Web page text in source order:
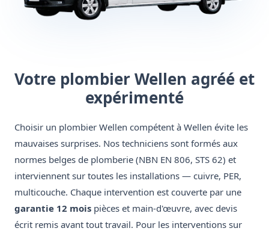
Votre plombier Wellen agréé et
expérimenté
Choisir un plombier Wellen compétent à Wellen évite les
mauvaises surprises. Nos techniciens sont formés aux
normes belges de plomberie (NBN EN 806, STS 62) et
interviennent sur toutes les installations — cuivre, PER,
multicouche. Chaque intervention est couverte par une
garantie 12 mois pièces et main-d'œuvre, avec devis
écrit remis avant tout travail. Pour les interventions sur